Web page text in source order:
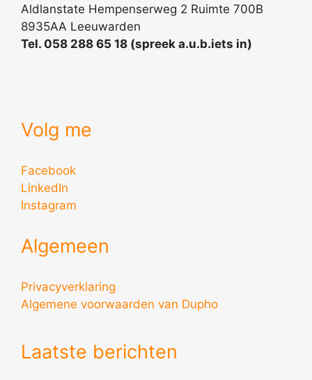
Aldlanstate Hempenserweg 2 Ruimte 700B
8935AA Leeuwarden
Tel. 058 288 65 18 (spreek a.u.b.iets in)
Volg me
Facebook
LinkedIn
Instagram
Algemeen
Privacyverklaring
Algemene voorwaarden van Dupho
Laatste berichten